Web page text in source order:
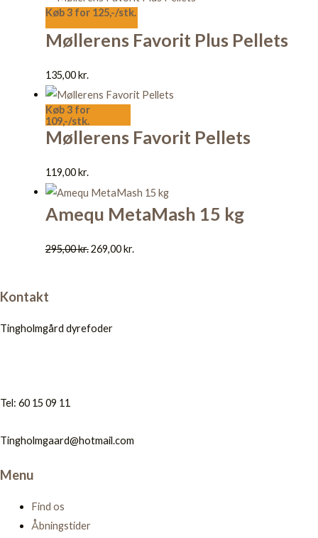
Køb 3 for 125,-/stk.
Møllerens Favorit Plus Pellets
135,00kr.
Køb 3 for
109,-/stk.
Møllerens Favorit Pellets
119,00 kr.
Amequ MetaMash 15 kg
295,00kr.269,00kr.
Kontakt
Tingholmgård dyrefoder
Tel: 60 15 09 11
Tingholmgaard@hotmail.com
Menu
Find os
Åbningstider